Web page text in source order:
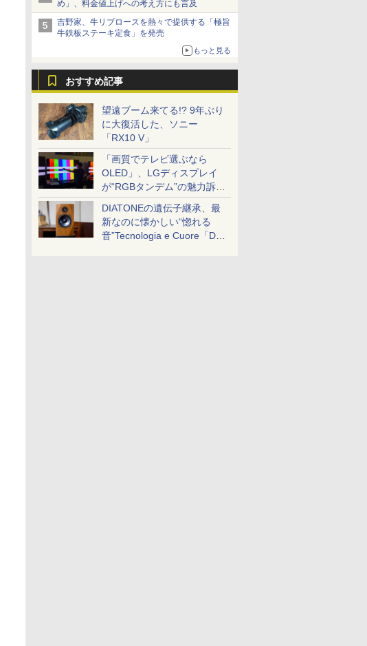
め」、料金値上げへの考え方にも言及
吉野家、牛リブロースを熱々で提供する「極旨
牛鉄板ステーキ定食」を発売
もっと見る
おすすめ記事
望遠ブーム来てる!? 9年ぶり
に大復活した、ソニー
「RX10 V」
「画質でテレビ選ぶなら
OLED」、LGディスプレイ
が“RGBタンデム”の魅力訴
求。液晶とのガチ比較も
DIATONEの遺伝子継承、最
新なのに懐かしい“惚れる
音”Tecnologia e Cuore「DS-